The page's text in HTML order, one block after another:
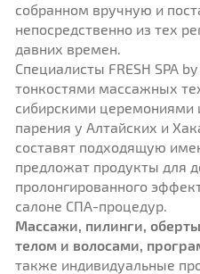
собранном вручную и
непосредственно из тех
давних времен.
Специалисты FRESH SPA
тонкостями массажных
сибирскими церемониями
парения у Алтайских и
составят подходящую
предложат продукты для
пролонгированного
салоне СПА-процедур.
Массажи, пилинги,
телом и волосами,
также индивидуальные